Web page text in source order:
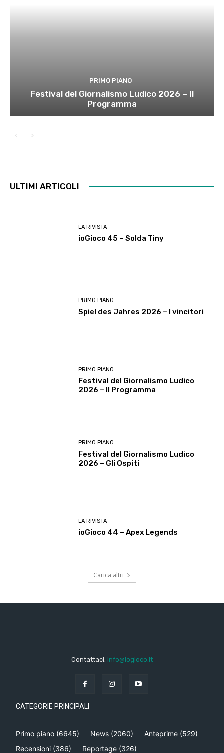
PRIMO PIANO
Festival del Giornalismo Ludico 2026 – Il
Programma
ULTIMI ARTICOLI
LA RIVISTA
ioGioco 45 – Solda Tiny
PRIMO PIANO
Spiel des Jahres 2026 – I vincitori
PRIMO PIANO
Festival del Giornalismo Ludico
2026 – Il Programma
PRIMO PIANO
Festival del Giornalismo Ludico
2026 – Gli Ospiti
LA RIVISTA
ioGioco 44 – Apex Legends
Carica altri
Contattaci: info@iogioco.it
CATEGORIE PRINCIPALI
Primo piano (6645) News (2060) Anteprime (529)
Recensioni (386) Reportage (326)